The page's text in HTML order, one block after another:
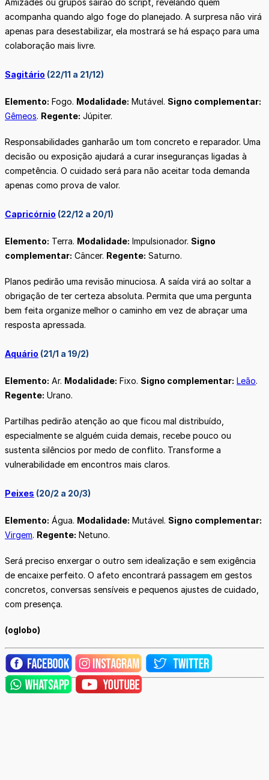
acompanha quando algo foge do planejado. A surpresa não virá
apenas para desestabilizar, ela mostrará se há espaço para uma
colaboração mais livre.
Sagitário (22/11 a 21/12)
Elemento: Fogo. Modalidade: Mutável. Signo complementar:
Gêmeos. Regente: Júpiter.
Responsabilidades ganharão um tom concreto e reparador. Uma
decisão ou exposição ajudará a curar inseguranças ligadas à
competência. O cuidado será para não aceitar toda demanda
apenas como prova de valor.
Capricórnio (22/12 a 20/1)
Elemento: Terra. Modalidade: Impulsionador. Signo
complementar: Câncer. Regente: Saturno.
Planos pedirão uma revisão minuciosa. A saída virá ao soltar a
obrigação de ter certeza absoluta. Permita que uma pergunta
bem feita organize melhor o caminho em vez de abraçar uma
resposta apressada.
Aquário (21/1 a 19/2)
Elemento: Ar. Modalidade: Fixo. Signo complementar: Leão.
Regente: Urano.
Partilhas pedirão atenção ao que ficou mal distribuído,
especialmente se alguém cuida demais, recebe pouco ou
sustenta silêncios por medo de conflito. Transforme a
vulnerabilidade em encontros mais claros.
Peixes (20/2 a 20/3)
Elemento: Água. Modalidade: Mutável. Signo complementar:
Virgem. Regente: Netuno.
Será preciso enxergar o outro sem idealização e sem exigência
de encaixe perfeito. O afeto encontrará passagem em gestos
concretos, conversas sensíveis e pequenos ajustes de cuidado,
com presença.
(oglobo)